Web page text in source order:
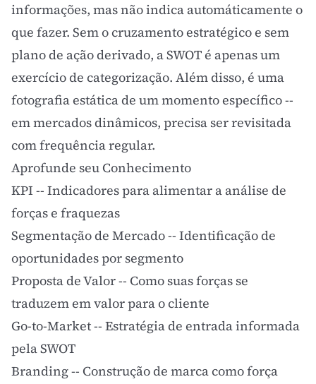
informações, mas não indica automáticamente o
que fazer. Sem o cruzamento estratégico e sem
plano de ação derivado, a SWOT é apenas um
exercício de categorização. Além disso, é uma
fotografia estática de um momento específico --
em mercados dinâmicos, precisa ser revisitada
com frequência regular.
Aprofunde seu Conhecimento
KPI -- Indicadores para alimentar a análise de
forças e fraquezas
Segmentação de Mercado-- Identificação de
oportunidades por segmento
Proposta de Valor-- Como suas forças se
traduzem em valor para o cliente
Go-to-Market-- Estratégia de entrada informada
pela SWOT
Branding-- Construção de marca como força